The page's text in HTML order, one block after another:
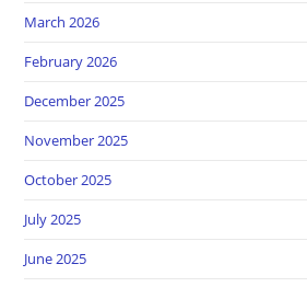
March 2026
February 2026
December 2025
November 2025
October 2025
July 2025
June 2025